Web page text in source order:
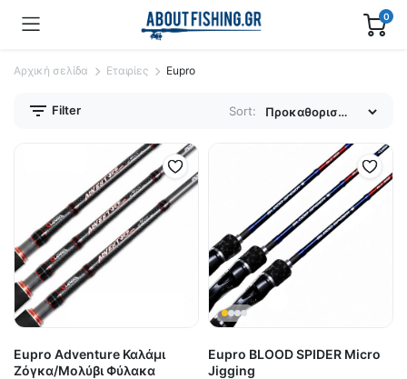
0
Αρχική σελίδα Εταιρίες Eupro
Filter Sort:
Eupro Adventure Καλάμι
Ζόγκα/Μολύβι Φύλακα
Eupro BLOOD SPIDER Micro
Jigging